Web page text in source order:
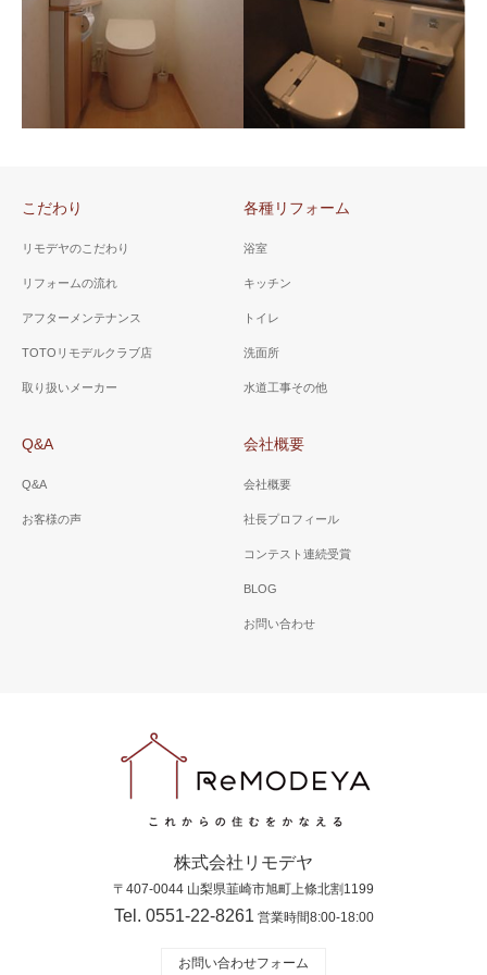
山梨県 韮崎市 Ｃ様邸
トイレと手洗い器、手を乾か
を設置。
ーム）
使用していない小便器を撤
溝などが無い場合に適してい
ます。
山梨県 市川三郷町 Ａ様
分の水で流します。壁埋め込
山梨県 甲斐市 T様邸
が、うまく設置ができそうで
こだわり
リモデヤのこだわり
リフォームの流れ
アフターメンテナンス
TOTOリモデルクラブ店
取り扱いメーカー
各種リフォーム
浴室
キッチン
トイレ
洗面所
水道工事その他
Q&A
Q&A
お客様の声
会社概要
会社概要
社長プロフィール
コンテスト連続受賞
BLOG
お問い合わせ
株式会社リモデヤ
〒407-0044 山梨県韮崎市旭町上條北割1199
Tel. 0551-22-8261営業時間8:00-18:00
お問い合わせフォーム